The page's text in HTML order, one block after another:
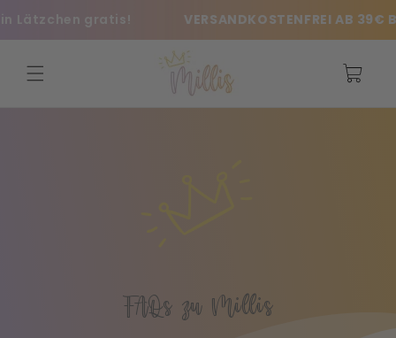
para o
conteúdo
Lätzchen gratis! VERSANDKOSTENFREI AB 39€
Carrinho
FAQs zu Millis